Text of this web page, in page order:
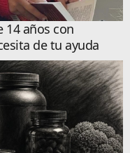
14 años con
de tu ayuda